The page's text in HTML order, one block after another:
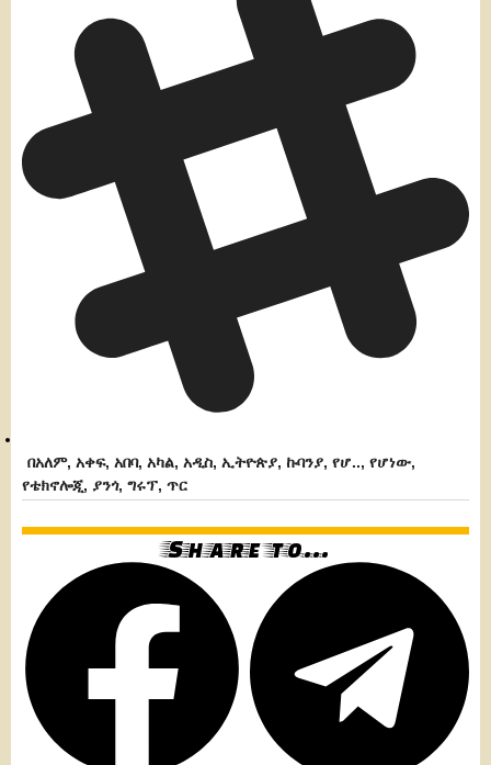
በአለም, አቀፍ, አበባ, አካል, አዲስ, ኢትዮጵያ, ኩባንያ, የሆ.., የሆነው,
የቴክኖሎጂ, ያንጎ, ግሩፕ, ጥር
Share to...